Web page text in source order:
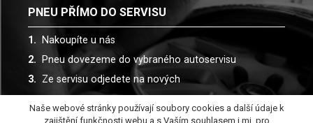
PNEU PŘÍMO DO SERVISU
Nakoupíte u nás
Pneu dovezeme do vybraného autoservisu
Ze servisu odjedete na nových
Spolupracujeme s více než 30 autoservisy
Naše webové stránky používají soubory cookies a další údaje k
zajištění funkčnosti webu a s Vaším souhlasem i mj. pro